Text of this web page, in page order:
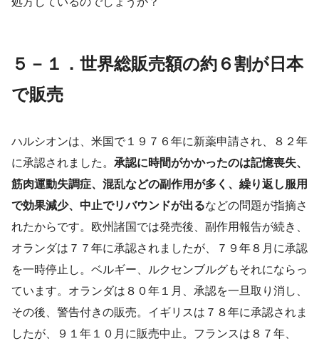
５－１．世界総販売額の約６割が日本
で販売
ハルシオンは、米国で１９７６年に新薬申請され、８２年
に承認されました。 承認に時間がかかったのは記憶喪失、
筋肉運動失調症、混乱などの副作用が多く、繰り返し服用
で効果減少、中止でリバウンドが出るなどの問題が指摘さ
れたからです。欧州諸国では発売後、副作用報告が続き、
オランダは７７年に承認されましたが、７９年８月に承認
を一時停止し。ベルギー、ルクセンブルグもそれにならっ
ています。オランダは８０年１月、承認を一旦取り消し、
その後、警告付きの販売。イギリスは７８年に承認されま
したが、９１年１０月に販売中止。フランスは８７年、